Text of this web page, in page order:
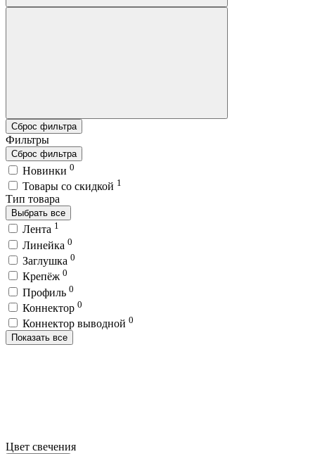
Сброс фильтра
Фильтры
Сброс фильтра
Новинки 0
Товары со скидкой 1
Тип товара
Выбрать все
Лента 1
Линейка 0
Заглушка 0
Крепёж 0
Профиль 0
Коннектор 0
Коннектор выводной 0
Показать все
Цвет свечения